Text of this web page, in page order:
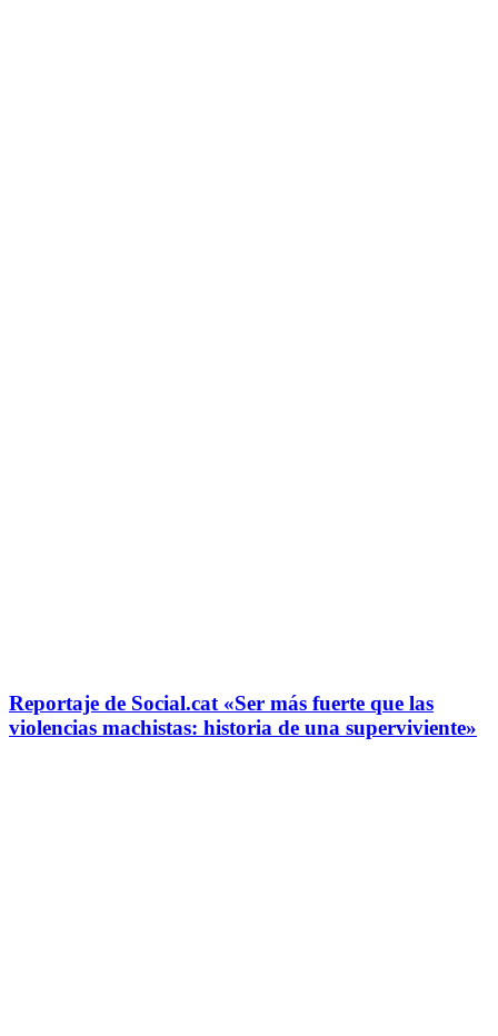
Reportaje de Social.cat «Ser más fuerte que las
violencias machistas: historia de una superviviente»